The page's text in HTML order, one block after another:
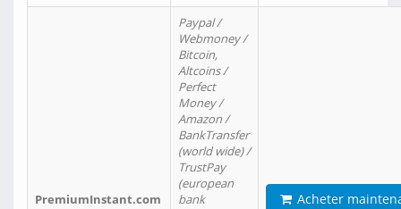
PremiumInstant.com
Paypal /
Webmoney /
Bitcoin,
Altcoins /
Perfect
Money /
Amazon /
BankTransfer
(world wide) /
TrustPay
(european
bank
Acheter